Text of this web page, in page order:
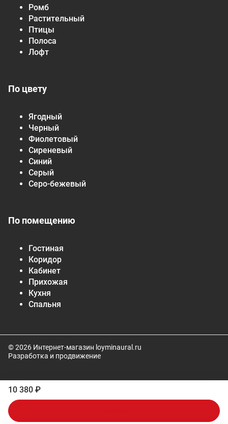
10 380 ₽
Ромб
Растительный
Птицы
Полоса
Лофт
По цвету
Ягодный
Черный
Фиолетовый
Сиреневый
Синий
Серый
Серо-бежевый
По помещению
Гостиная
Коридор
Кабинет
Прихожая
Кухня
Спальня
© 2026 Интернет-магазин loyminaural.ru
Разработка и продвижение